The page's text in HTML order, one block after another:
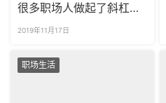
很多职场人做起了斜杠青
2019年11月17日
职场生活